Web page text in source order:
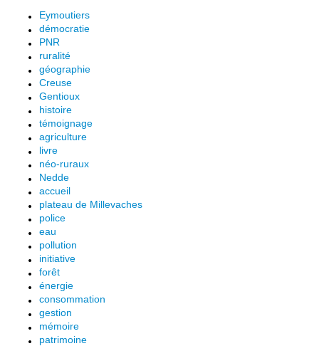
Eymoutiers
démocratie
PNR
ruralité
géographie
Creuse
Gentioux
histoire
témoignage
agriculture
livre
néo-ruraux
Nedde
accueil
plateau de Millevaches
police
eau
pollution
initiative
forêt
énergie
consommation
gestion
mémoire
patrimoine